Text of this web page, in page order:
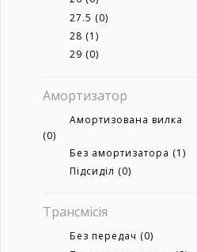
27.5 (0)
28 (1)
29 (0)
Амортизатор
Амортизована вилка
(0)
Без амортизатора (1)
Підсиділ (0)
Трансмісія
Без передач (0)